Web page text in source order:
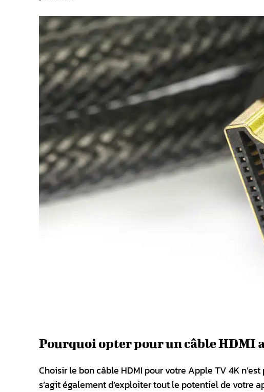
Pourquoi opter pour un câble HDMI
Choisir le bon câble HDMI pour votre Apple TV 4K
s’agit également d’exploiter tout le potentiel de votre